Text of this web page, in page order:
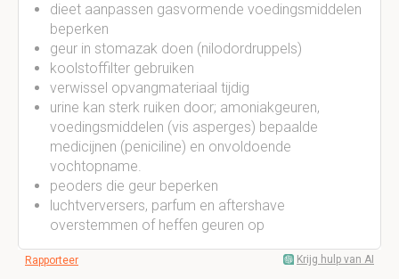
dieet aanpassen gasvormende voedingsmiddelen
beperken
geur in stomazak doen (nilodordruppels)
koolstoffilter gebruiken
verwissel opvangmateriaal tijdig
urine kan sterk ruiken door; amoniakgeuren,
voedingsmiddelen (vis asperges) bepaalde
medicijnen (peniciline) en onvoldoende
vochtopname.
peoders die geur beperken
luchtverversers, parfum en aftershave
overstemmen of heffen geuren op
Rapporteer Krijg hulp van AI